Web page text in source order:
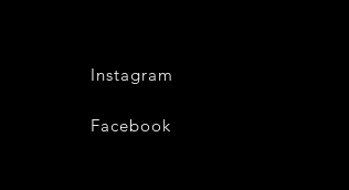
Instagram
Facebook